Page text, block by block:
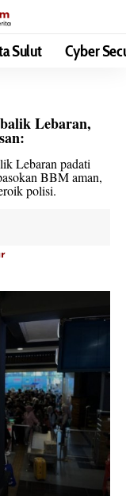
Sulut Cyber
Lebaran,
Lebaran padati
BBM aman,
polisi.